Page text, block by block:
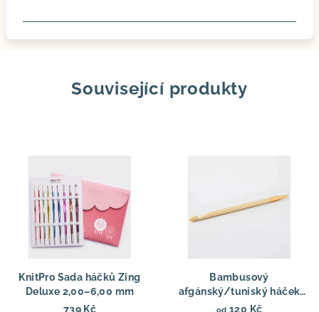
Související produkty
KnitPro Sada háčků Zing
Deluxe 2,00–6,00 mm
739 Kč
Bambusový
afgánský/tuniský háček
prémiová sada háčků
od 120 Kč